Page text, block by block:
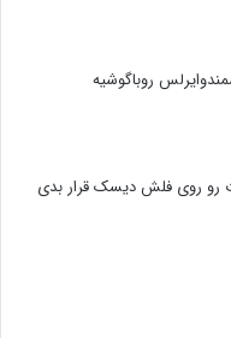
روباگوشیه
رو روی فلش دیسک قرار بدی